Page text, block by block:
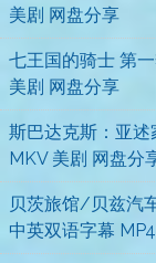
美剧 网盘分享
七王国的骑士 第
美剧 网盘分享
斯巴达克斯：亚
MKV 美剧 网盘分
贝茨旅馆/贝兹汽
中英双语字幕